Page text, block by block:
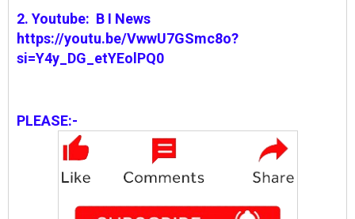
2. Youtube: B I News
https://youtu.be/VwwU7GSmc8o?
si=Y4y_DG_etYEolPQ0
PLEASE:-